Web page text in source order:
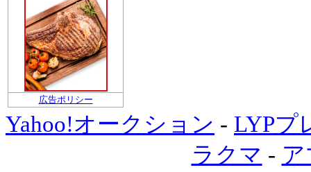
広告ポリシー
Yahoo!オークション - LYPプ
ラクマ -